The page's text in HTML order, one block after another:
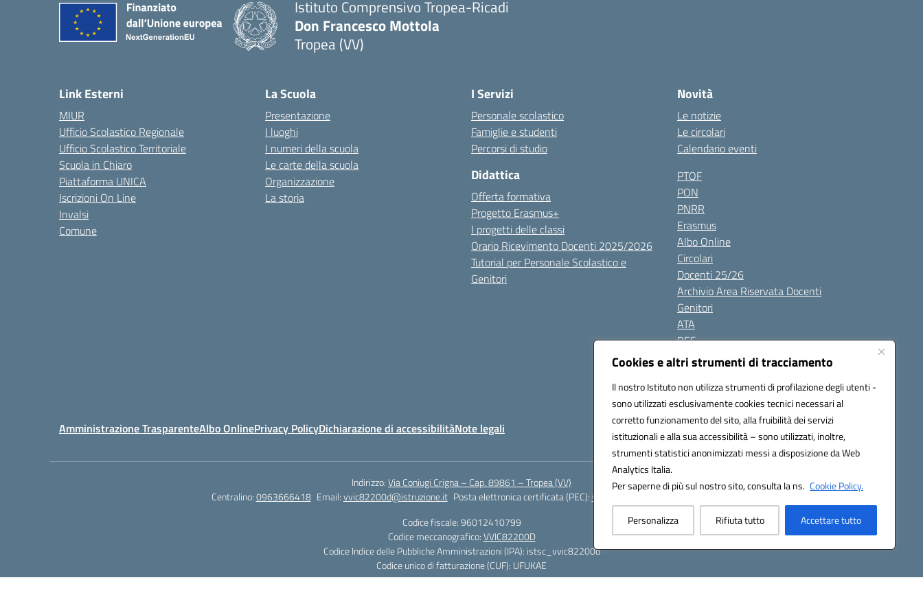
Cookies e altri strumenti di tracciamento
Il nostro Istituto non utilizza strumenti di profilazione degli utenti -
sono utilizzati esclusivamente cookies tecnici necessari al
corretto funzionamento del sito, alla fruibilità dei servizi
istituzionali e alla sua accessibilità – sono utilizzati, inoltre,
strumenti statistici anonimizzati messi a disposizione da Web
Analytics Italia.
Per saperne di più sul nostro sito, consulta la ns. Cookie Policy.
Personalizza Rifiuta tutto Accettare tutto
Istituto Comprensivo Tropea-Ricadi
Don Francesco Mottola
Tropea (VV)
Link Esterni
MIUR
Ufficio Scolastico Regionale
Ufficio Scolastico Territoriale
Scuola in Chiaro
Piattaforma UNICA
Iscrizioni On Line
Invalsi
Comune
La Scuola
Presentazione
I luoghi
I numeri della scuola
Le carte della scuola
Organizzazione
La storia
I Servizi
Personale scolastico
Famiglie e studenti
Percorsi di studio
Didattica
Offerta formativa
Progetto Erasmus+
I progetti delle classi
Orario Ricevimento Docenti 2025/2026
Tutorial per Personale Scolastico e
Genitori
Novità
Le notizie
Le circolari
Calendario eventi
PTOF
PON
PNRR
Erasmus
Albo Online
Circolari
Docenti 25/26
Archivio Area Riservata Docenti
Genitori
ATA
BES
Modulistica
Gallery
Amministrazione TrasparenteAlbo OnlinePrivacy PolicyDichiarazione di accessibilitàNote legali
Indirizzo:Via Coniugi Crigna – Cap. 89861 – Tropea (VV)
Centralino:0963666418 Email:vvic82200d@istruzione.it Posta elettronica certificata (PEC):vvic82200d@pec.istruzione.it
Codice fiscale: 96012410799
Codice meccanografico:VVIC82200D
Codice Indice delle Pubbliche Amministrazioni (IPA): istsc_vvic82200d
Codice unico di fatturazione (CUF): UFUKAE